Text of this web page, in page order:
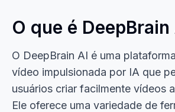
O que é DeepBrain
O DeepBrain AI é uma
vídeo impulsionada por IA que
usuários criar facilmente vídeos
Ele oferece uma variedade de